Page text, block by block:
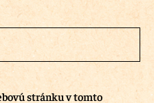
stránku v tomto